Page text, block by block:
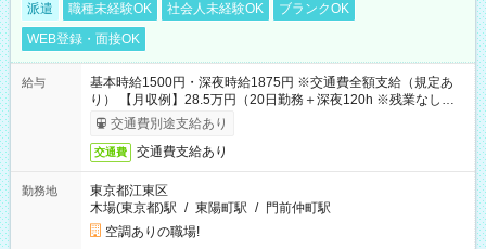
派遣 職種未経験OK 社会人未経験OK
ブランクOK
WEB登録・面接OK
給与
基本時給1500円・深夜時給1875円 ※交通費全額支給（規定あ
り） 【月収例】28.5万円（20日勤務＋深夜120h ※残業なしの場
合）交通費別途支給あり
交通費 交通費支給あり
勤務地
東京都江東区
木場(東京都)駅 / 東陽町駅 / 門前仲町駅
空調ありの職場!